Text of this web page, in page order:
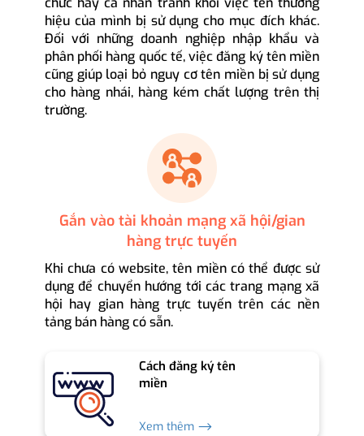
hiệu của mình bị sử dụng cho mục đích khác.
Đối với những doanh nghiệp nhập khẩu và
phân phối hàng quốc tế, việc đăng ký tên miền
cũng giúp loại bỏ nguy cơ tên miền bị sử dụng
cho hàng nhái, hàng kém chất lượng trên thị
trường.
Gắn vào tài khoản mạng xã hội/gian
hàng trực tuyến
Khi chưa có website, tên miền có thể được sử
dụng để chuyển hướng tới các trang mạng xã
hội hay gian hàng trực tuyến trên các nền
tảng bán hàng có sẵn.
Cách đăng ký tên
miền
Xem thêm ⟶